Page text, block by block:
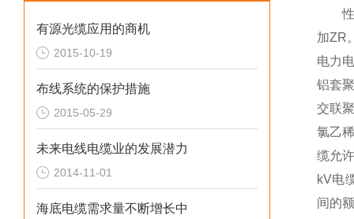
有源光缆应用的商机
2015-10-19
布线系统的保护措施
2015-05-29
未来电线电缆业的发展潜力
2014-11-01
海底电缆需求量不断增长中
性能
加ZR
电力
铝套
交联
氯乙
缆允
kV电
间的